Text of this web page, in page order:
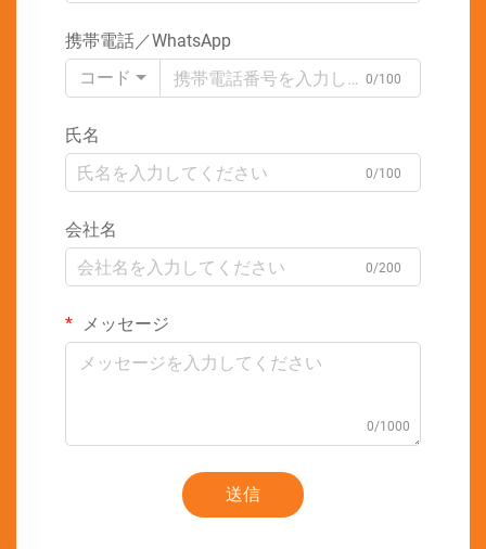
携帯電話／WhatsApp
コード
0/100
氏名
0/100
会社名
0/200
メッセージ
0/1000
送信